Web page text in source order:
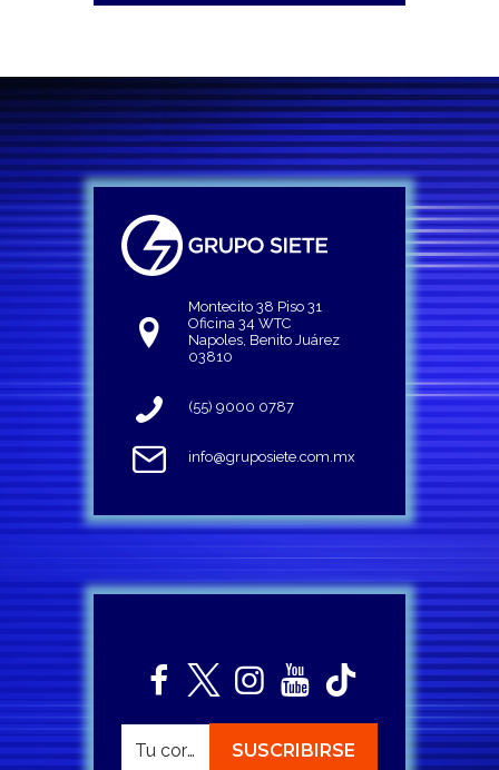
Montecito 38 Piso 31
Oficina 34 WTC
Napoles, Benito Juárez
03810
(55) 9000 0787
info@gruposiete.com.mx